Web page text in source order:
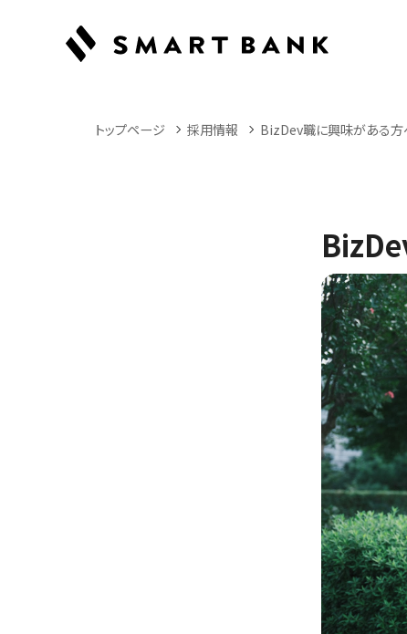
トップページ 採用情報 BizDev職に興味がある方